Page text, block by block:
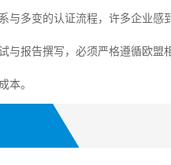
与多变的认证流程，许多企业
与报告撰写，必须严格遵循欧盟
本。